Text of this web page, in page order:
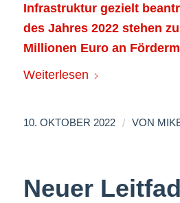
Infrastruktur gezielt
des Jahres 2022 stehen
Millionen Euro an
Weiterlesen
10. OKTOBER 2022 / VON
Neuer